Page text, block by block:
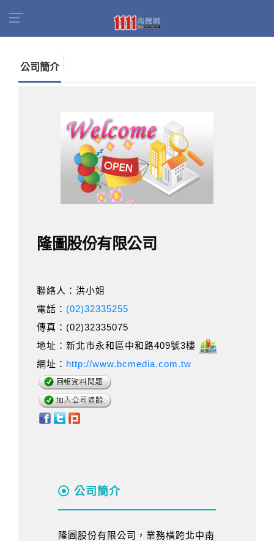
公司簡介
隆圖股份有限公司
聯絡人：洪小姐
電話： (02)32335255
傳真：(02)32335075
地址：新北市永和區中和路409號3樓
網址： http://www.bcmedia.com.tw
公司簡介
隆圖股份有限公司，業務橫跨北中南